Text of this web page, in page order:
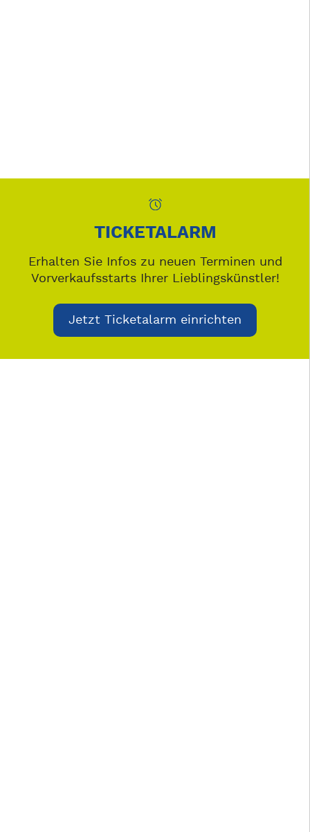
TICKETALARM
Erhalten Sie Infos zu neuen Terminen und
Vorverkaufsstarts Ihrer Lieblingskünstler!
Jetzt Ticketalarm einrichten